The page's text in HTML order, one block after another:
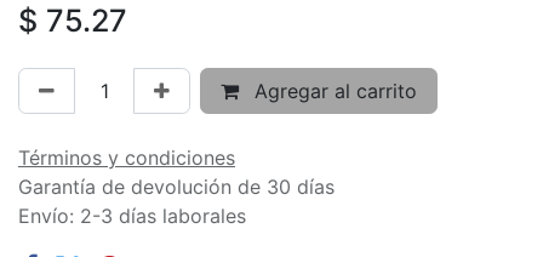
$ 75.27
Agregar al carrito
Términos y condiciones
Garantía de devolución de 30 días
Envío: 2-3 días laborales